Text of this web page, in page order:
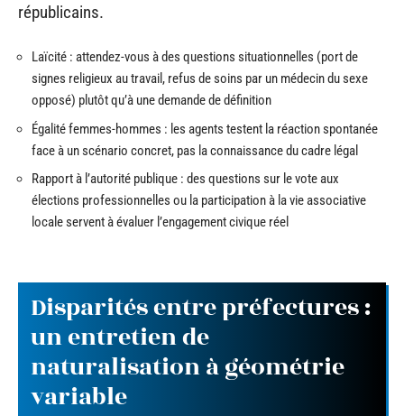
républicains.
Laïcité : attendez-vous à des questions situationnelles (port de
signes religieux au travail, refus de soins par un médecin du sexe
opposé) plutôt qu’à une demande de définition
Égalité femmes-hommes : les agents testent la réaction spontanée
face à un scénario concret, pas la connaissance du cadre légal
Rapport à l’autorité publique : des questions sur le vote aux
élections professionnelles ou la participation à la vie associative
locale servent à évaluer l’engagement civique réel
Disparités entre préfectures :
un entretien de
naturalisation à géométrie
variable